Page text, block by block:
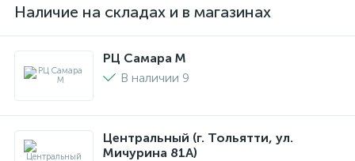
Наличие на складах и в магазинах
РЦ Самара M
В наличии 9
Центральный (г. Тольятти, ул.
Мичурина 81А)